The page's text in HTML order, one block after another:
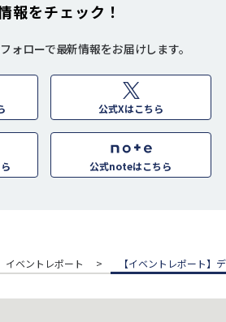
報をチェック！
ォローで最新情報をお届けします。
公式Xはこちら
公式noteはこちら
イベントレポート 【イベントレポート】